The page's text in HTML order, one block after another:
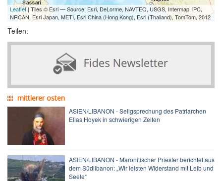
Leaflet | Tiles © Esri — Source: Esri, DeLorme, NAVTEQ, USGS, Intermap, iPC,
NRCAN, Esri Japan, METI, Esri China (Hong Kong), Esri (Thailand), TomTom, 2012
Teilen:
mittlerer osten
ASIEN/LIBANON - Seligsprechung des Patriarchen
Elias Hoyek in schwierigen Zeiten
ASIEN/LIBANON - Maronitischer Priester berichtet aus
dem Südlibanon: „Wir leisten Widerstand mit Leib und
Seele“